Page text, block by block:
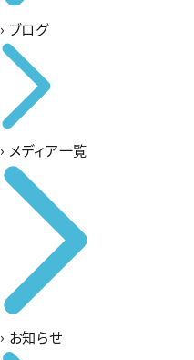
› ブログ
› メディア一覧
› お知らせ